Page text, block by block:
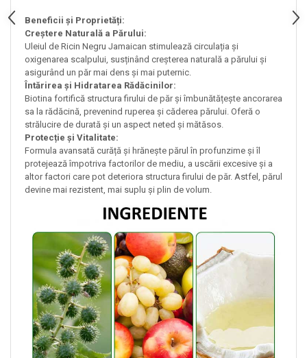
Beneficii și Proprietăți:
Creștere Naturală a Părului:
Uleiul de Ricin Negru Jamaican stimulează circulația și
oxigenarea scalpului, susținând creșterea naturală a părului și
asigurând un păr mai dens și mai puternic.
Întărirea și Hidratarea Rădăcinilor:
Biotina fortifică structura firului de păr și îmbunătățește ancorarea
sa la rădăcină, prevenind ruperea și căderea părului. Oferă o
strălucire de durată și un aspect neted și mătăsos.
Protecție și Vitalitate:
Formula avansată curăță și hrănește părul în profunzime și îl
protejează împotriva factorilor de mediu, a uscării excesive și a
altor factori care pot deteriora structura firului de păr. Astfel, părul
devine mai rezistent, mai suplu și plin de volum.